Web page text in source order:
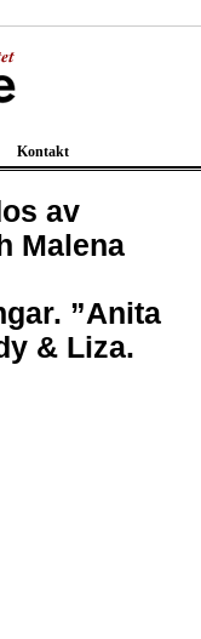
Kontakt
av
Malena
”Anita
& Liza.